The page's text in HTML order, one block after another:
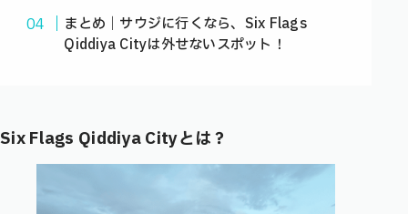
まとめ｜サウジに行くなら、Six Flags
Qiddiya Cityは外せないスポット！
Six Flags Qiddiya Cityとは？